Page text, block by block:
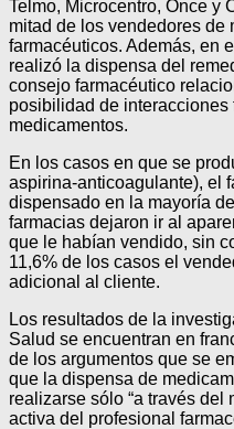
Telmo, Microcentro, Once y
mitad de los vendedores de
farmacéuticos. Además, en
realizó la dispensa del
consejo farmacéutico
posibilidad de interacciones
medicamentos.
En los casos en que se
aspirina-anticoagulante), el
dispensado en la mayoría
farmacias dejaron ir al
que le habían vendido, sin
11,6% de los casos el
adicional al cliente.
Los resultados de la
Salud se encuentran en
de los argumentos que se
que la dispensa de
realizarse sólo “a través del
activa del profesional